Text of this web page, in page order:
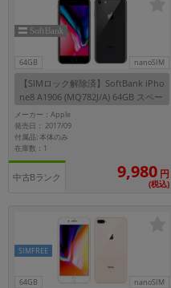
64GB nanoSIM
【SIMロック解除済】SoftBank iPho
ne8 A1906 (MQ782J/A) 64GB スペー
スグレイ
メーカー：Apple
発売日： 2017/09
付属品: 本体のみ
在庫数：1
中古Bランク 9,980 円
(税込)
64GB nanoSIM
SIMFREE